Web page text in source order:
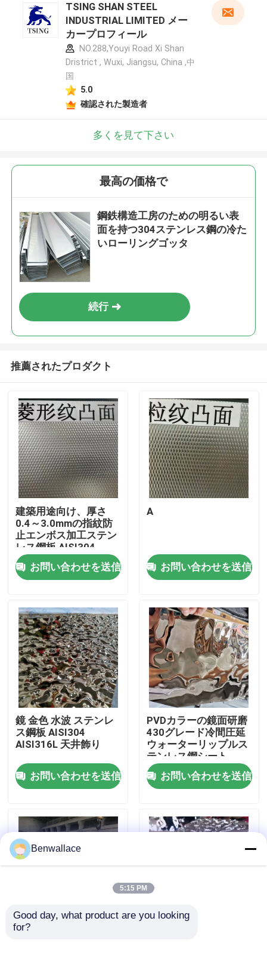
家へ
製品
ビデオ
わたしたち に つい て
工場ツアー
連絡 ください
事件
TSING SHAN STEEL
INDUSTRIAL LIMITED メー
カープロフィール
NO.288,Youyi Road Xi Shan
Dristrict , Wuxi, Jiangsu, China ,中
国
5.0
確認された製造者
多くを見て下さい
最高の価格で
鋼鉄構造工房のための明るい表
面を持つ304ステンレス鋼の冷た
いローリングゴッタ
続行
推薦されたプロダクト
建築用途向け、厚さ
0.4～3.0mmの指紋防
止エンボス加工ステン
レス鋼板 AISI304
お問い合わせを送信
A
お問い合わせを送信
鏡 金色 水波 ステンレ
ス鋼板 AISI304
AISI316L 天井飾り
お問い合わせを送信
PVDカラーの鏡面研磨
430グレード冷間圧延
ウォーターリップルス
テンレス鋼シート
お問い合わせを送信
JIS規格認証 鏡面仕上
Benwallace
5:15 PM
Good day, what product are you looking
for?